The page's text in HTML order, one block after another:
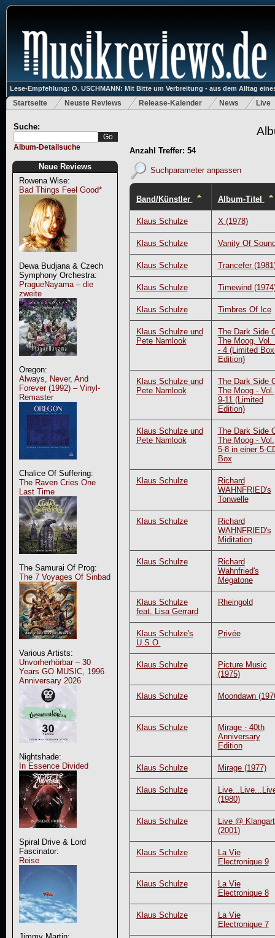
Lese-Empfehlung: O. USCHMANN: Mit Bitte um Verbreitung - aus dem Alltag
Startseite Neuste Reviews Release-Kalender News Live
Suche:
Album-Detailsuche
Neue Reviews
Rowena Wise:
Bad Things Feel Good*
Dewa Budjana & Czech
Symphony Orchestra:
PragueNayama – die
zweite
Oregon:
Always, Never, And
Forever (1992) – Vinyl-
Remaster
Chalice Of Suffering:
The Raven Cries One
Last Time
The Samurai Of Prog:
The 7 Voyages Of Sinbad
Various Artists:
Unvorherhörbar – 30
Years GO MUSIC, 1996
Anniversary 2026
Nightshade:
In Essence Divided
Spiral Drive & Lord
Fascinator:
Reise
Anzahl Treffer: 54
Suchparameter anpassen
Band/Künstler Album-Titel
Klaus Schulze X (1978)
Klaus Schulze Vanity Of
Klaus Schulze Trancefer
Klaus Schulze Timewind
Klaus Schulze Timbres Of Ice
Klaus Schulze und
Pete Namlook
The Dark Side
The Moog, Vol.
- 4 (Limited
Edition)
Klaus Schulze und
Pete Namlook
The Dark Side
The Moog - Vol.
9-11 (Limited
Edition)
Klaus Schulze und
Pete Namlook
The Dark Side
The Moog - Vol.
5-8 in einer 5-
Box
Klaus Schulze
Richard
WAHNFRIED's
Tonwelle
Klaus Schulze
Richard
WAHNFRIED's
Miditation
Klaus Schulze
Richard
Wahnfried's
Megatone
Klaus Schulze
feat. Lisa Gerrard
Rheingold
Klaus Schulze's
U.S.O.
Privée
Klaus Schulze
Picture Music
(1975)
Klaus Schulze Moondawn
Klaus Schulze
Mirage - 40th
Anniversary
Edition
Klaus Schulze Mirage (1977)
Klaus Schulze
(1980)
Klaus Schulze
Live @ Klangart
(2001)
Klaus Schulze
La Vie
Electronique 9
Klaus Schulze
La Vie
Electronique 8
Klaus Schulze
La Vie
Electronique 7